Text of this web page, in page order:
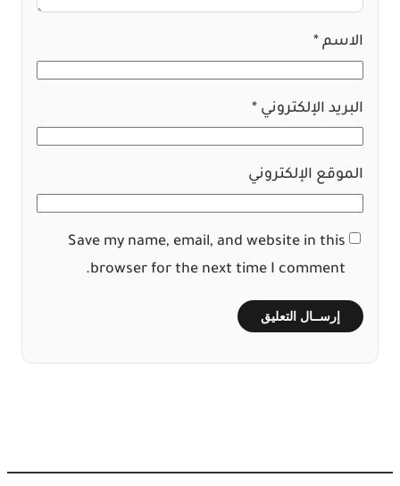
الاسم*
البريد الإلكتروني*
الموقع الإلكتروني
Save my name, email, and website in this
browser for the next time I comment.